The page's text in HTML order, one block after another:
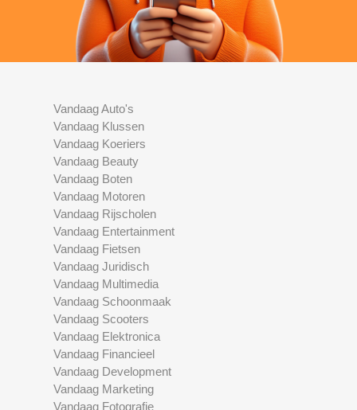
Vandaag Auto's
Vandaag Klussen
Vandaag Koeriers
Vandaag Beauty
Vandaag Boten
Vandaag Motoren
Vandaag Rijscholen
Vandaag Entertainment
Vandaag Fietsen
Vandaag Juridisch
Vandaag Multimedia
Vandaag Schoonmaak
Vandaag Scooters
Vandaag Elektronica
Vandaag Financieel
Vandaag Development
Vandaag Marketing
Vandaag Fotografie